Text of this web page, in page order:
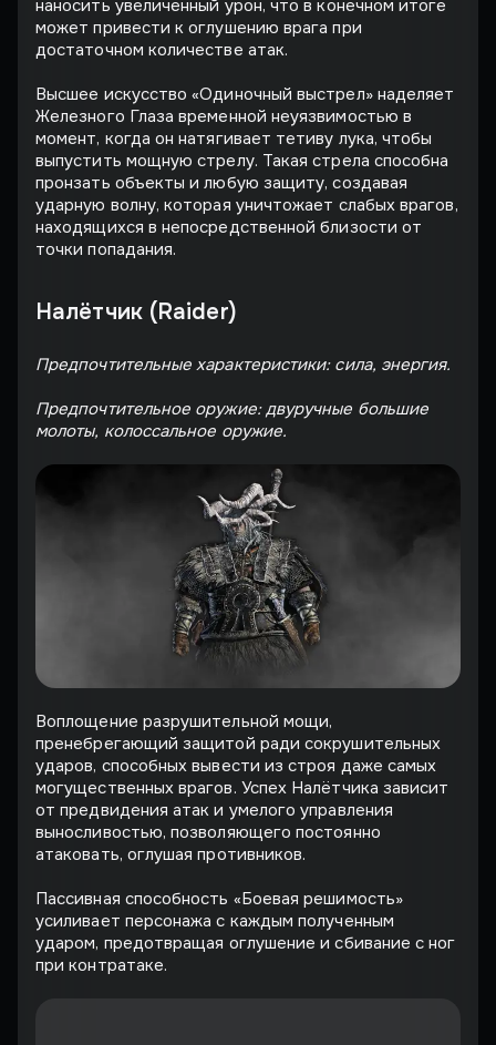
наносить увеличенный урон, что в конечном итоге
может привести к оглушению врага при
достаточном количестве атак.
Высшее искусство «Одиночный выстрел» наделяет
Железного Глаза временной неуязвимостью в
момент, когда он натягивает тетиву лука, чтобы
выпустить мощную стрелу. Такая стрела способна
пронзать объекты и любую защиту, создавая
ударную волну, которая уничтожает слабых врагов,
находящихся в непосредственной близости от
точки попадания.
Налётчик (Raider)
Предпочтительные характеристики: сила, энергия.
Предпочтительное оружие: двуручные большие
молоты, колоссальное оружие.
Воплощение разрушительной мощи,
пренебрегающий защитой ради сокрушительных
ударов, способных вывести из строя даже самых
могущественных врагов. Успех Налётчика зависит
от предвидения атак и умелого управления
выносливостью, позволяющего постоянно
атаковать, оглушая противников.
Пассивная способность «Боевая решимость»
усиливает персонажа с каждым полученным
ударом, предотвращая оглушение и сбивание с ног
при контратаке.